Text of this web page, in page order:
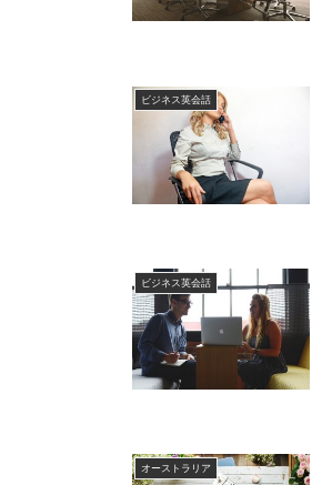
ビジネス英会話
ビジネス英会話
オーストラリア